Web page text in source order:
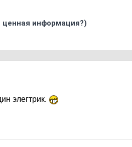
ценная информация?)
элегтрик.